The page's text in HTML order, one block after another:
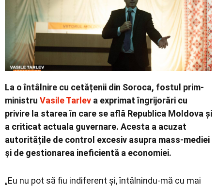
La o întâlnire cu cetățenii din Soroca, fostul prim-
ministru Vasile Tarlev a exprimat îngrijorări cu
privire la starea în care se află Republica Moldova și
a criticat actuala guvernare. Acesta a acuzat
autoritățile de control excesiv asupra mass-mediei
și de gestionarea ineficientă a economiei.
„Eu nu pot să fiu indiferent și, întâlnindu-mă cu mai